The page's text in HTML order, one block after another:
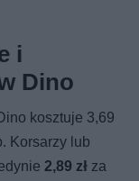
i
Dino
kosztuje 3,69
Korsarzy lub
2,89 zł za